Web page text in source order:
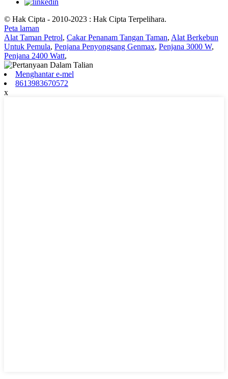
© Hak Cipta - 2010-2023 : Hak Cipta Terpelihara.
Peta laman
Alat Taman Petrol, Cakar Penanam Tangan Taman, Alat Berkebun
Untuk Pemula, Penjana Penyongsang Genmax, Penjana 3000 W,
Penjana 2400 Watt,
Menghantar e-mel
8613983670572
x